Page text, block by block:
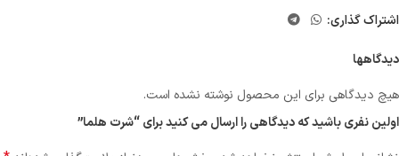
اشتراک گذاری:
دیدگاهها
هیچ دیدگاهی برای این محصول نوشته نشده است.
اولین نفری باشید که دیدگاهی را ارسال می کنید برای “شرت هلما”